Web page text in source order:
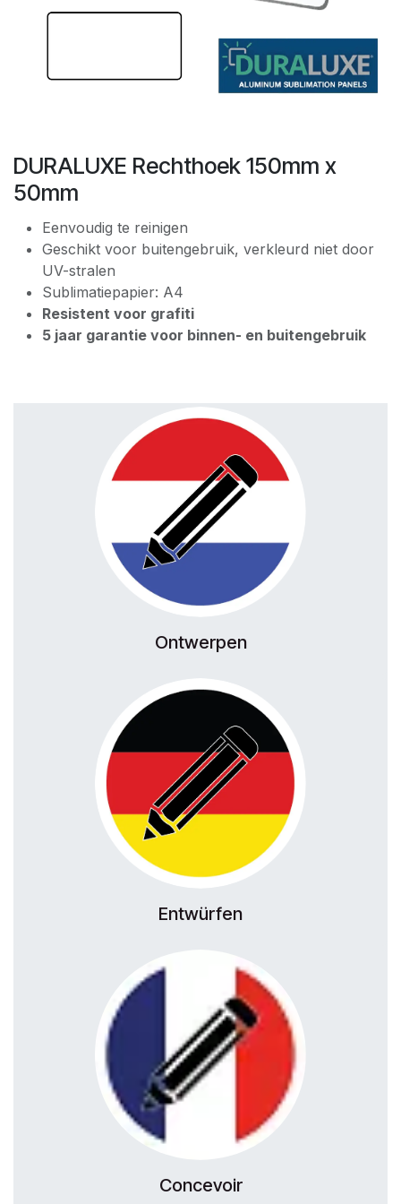
DURALUXE Rechthoek 150mm x
50mm
Eenvoudig te reinigen
Geschikt voor buitengebruik, verkleurd niet door
UV-stralen
Sublimatiepapier: A4
Resistent voor grafiti
5 jaar garantie voor binnen- en buitengebruik
Ontwerpen
Entwürfen
Concevoir